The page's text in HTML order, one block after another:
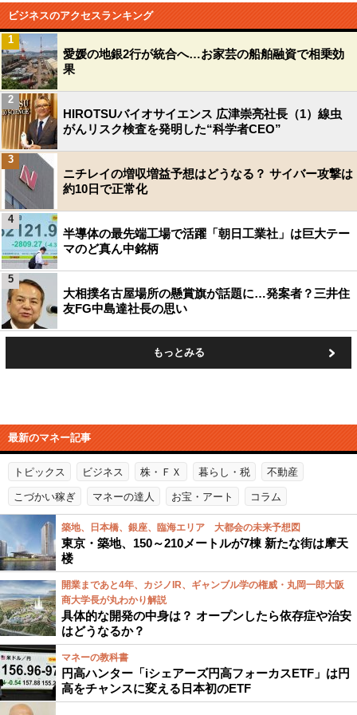
ビジネスのアクセスランキング
愛媛の地銀2行が統合へ…お家芸の船舶融資で相乗効
果
1
HIROTSUバイオサイエンス 広津崇亮社長（1）線虫
がんリスク検査を発明した“科学者CEO”
2
ニチレイの増収増益予想はどうなる？ サイバー攻撃は
約10日で正常化
3
半導体の最先端工場で活躍「朝日工業社」は巨大テー
マのど真ん中銘柄
4
大相撲名古屋場所の懸賞旗が話題に…発案者？三井住
友FG中島達社長の思い
5
もっとみる
最新のマネー記事
トピックス ビジネス 株・ＦＸ 暮らし・税 不動産
こづかい稼ぎ マネーの達人 お宝・アート コラム
築地、日本橋、銀座、臨海エリア 大都会の未来予想図
東京・築地、150～210メートルが7棟 新たな街は摩天
楼
開業まであと4年、カジノIR、ギャンブル学の権威・丸岡一郎大阪
商大学長が丸わかり解説
具体的な開発の中身は？ オープンしたら依存症や治安
はどうなるか？
マネーの教科書
円高ハンター「iシェアーズ円高フォーカスETF」は円
高をチャンスに変える日本初のETF